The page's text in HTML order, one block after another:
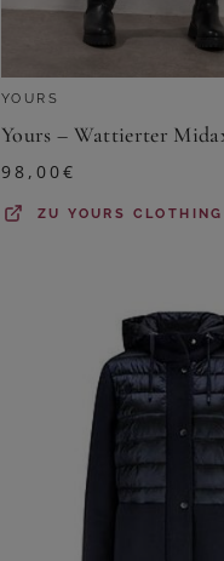
YOURS
98,00€
ZUYOURS CLOTHING